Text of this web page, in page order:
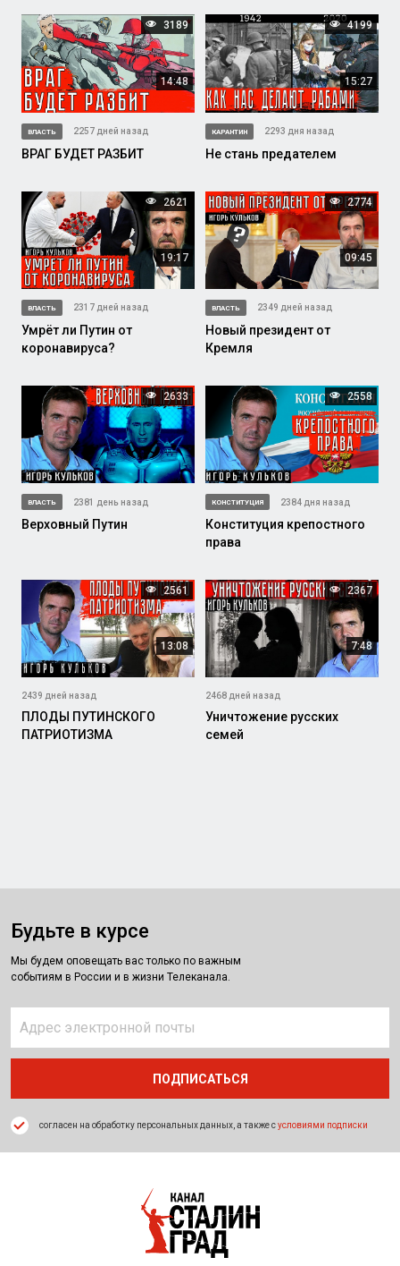
14:48
3189
ВЛАСТЬ 2257 дней назад
ВРАГ БУДЕТ РАЗБИТ
15:27
4199
КАРАНТИН 2293 дня назад
Не стань предателем
19:17
2621
ВЛАСТЬ 2317 дней назад
Умрёт ли Путин от
коронавируса?
09:45
2774
ВЛАСТЬ 2349 дней назад
Новый президент от
Кремля
2633
ВЛАСТЬ 2381 день назад
Верховный Путин
2558
КОНСТИТУЦИЯ 2384 дня назад
Конституция крепостного
права
13:08
2561
2439 дней назад
ПЛОДЫ ПУТИНСКОГО
ПАТРИОТИЗМА
7:48
2367
2468 дней назад
Уничтожение русских
семей
Будьте в курсе
Мы будем оповещать вас только по важным
событиям в России и в жизни Телеканала.
согласен на обработку персональных данных, а также сусловиями подписки